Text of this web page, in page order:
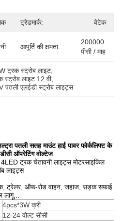
ट्रेडमार्क: वेटेक
आपूर्ति की क्षमता:
200000
पीसी / माह
ट्रक स्ट्रोब लाइट
स्ट्रोब लाइट 12 वी,
पतली एलईडी स्ट्रोब लाइट्स
पतली सतह माउंट हाई पावर फोर्कलिफ्ट के
ऑपरेटिंग वोल्टेज
ट्रक चेतावनी लाइट्स मोटरसाइकिल
लाइट्स
ट्रेलर, ऑफ-रोड वाहन, जहाज, सड़क सफाई
4pcs*3W क्री
12-24 वोल्ट सीसी